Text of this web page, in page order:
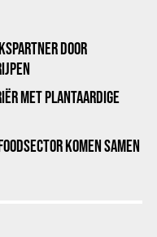
DOOR
MET PLANTAARDIGE
KOMEN SAMEN